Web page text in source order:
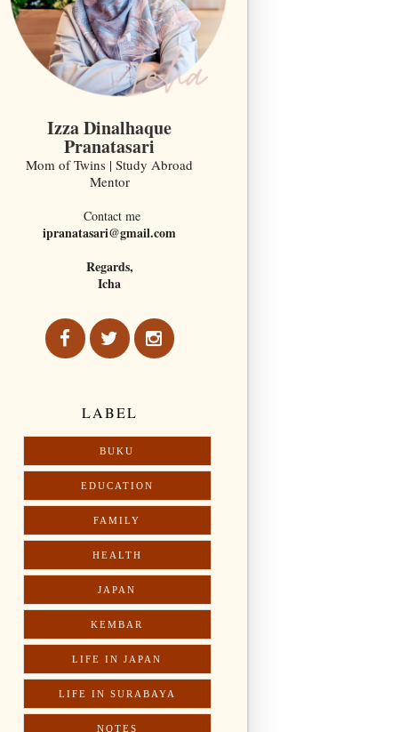
Izza Dinalhaque
Pranatasari
Mom of Twins | Study Abroad
Mentor
Contact me
ipranatasari@gmail.com
Regards,
Icha
LABEL
BUKU
EDUCATION
FAMILY
HEALTH
JAPAN
KEMBAR
LIFE IN JAPAN
LIFE IN SURABAYA
NOTES